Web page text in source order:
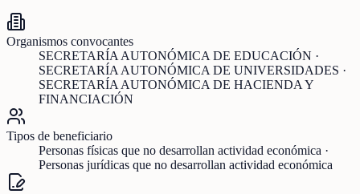
Organismos convocantes
SECRETARÍA AUTONÓMICA DE EDUCACIÓN ·
SECRETARÍA AUTONÓMICA DE UNIVERSIDADES ·
SECRETARÍA AUTONÓMICA DE HACIENDA Y
FINANCIACIÓN
Tipos de beneficiario
Personas físicas que no desarrollan actividad económica ·
Personas jurídicas que no desarrollan actividad económica